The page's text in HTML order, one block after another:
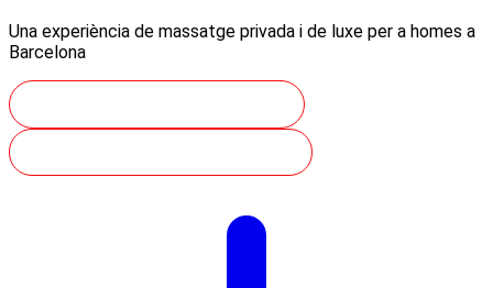
Una experiència de massatge privada i de luxe per a homes a
Barcelona